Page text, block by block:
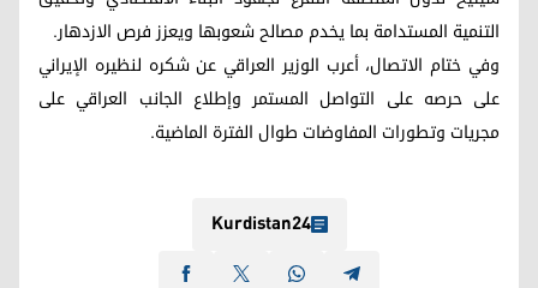
التنمية المستدامة بما يخدم مصالح شعوبها ويعزز فرص الازدهار.
وفي ختام الاتصال، أعرب الوزير العراقي عن شكره لنظيره الإيراني
على حرصه على التواصل المستمر وإطلاع الجانب العراقي على
مجريات وتطورات المفاوضات طوال الفترة الماضية.
Kurdistan24